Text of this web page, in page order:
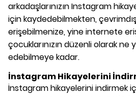
arkadaşlarınızın Instagram
için kaydedebilmekten,
erişebilmenize, yine internete
çocuklarınızın düzenli olarak ne
edebilmeye kadar.
İnstagram Hikayelerini
İnstagram hikayelerini indirmek